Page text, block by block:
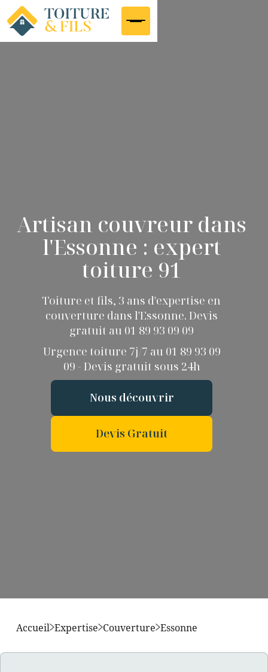
Artisan couvreur dans
l'Essonne : expert
toiture 91
Toiture et fils, 3 ans d'expertise en
couverture dans l'Essonne. Devis
gratuit au 01 89 93 09 09
Urgence toiture 7j/7 au 01 89 93 09
09 - Devis gratuit sous 24h
Nous découvrir
Devis Gratuit
Accueil Expertise Couverture Essonne